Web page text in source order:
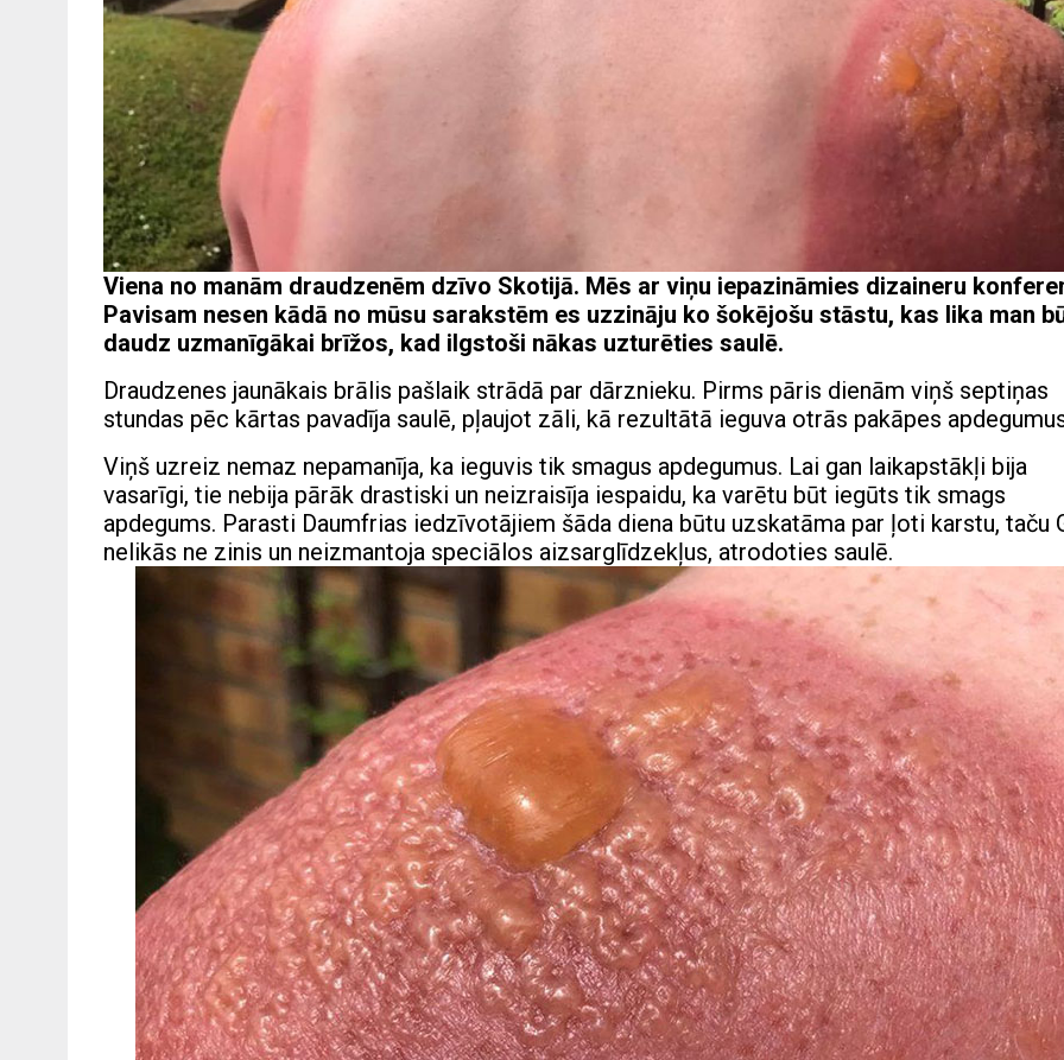
Viena no manām draudzenēm dzīvo Skotijā. Mēs ar viņu iepazināmies dizaineru
Pavisam nesen kādā no mūsu sarakstēm es uzzināju ko šokējošu stāstu, kas lika man
daudz uzmanīgākai brīžos, kad ilgstoši nākas uzturēties saulē.
Draudzenes jaunākais brālis pašlaik strādā par dārznieku. Pirms pāris dienām viņš septiņas
stundas pēc kārtas pavadīja saulē, pļaujot zāli, kā rezultātā ieguva otrās pakāpes
Viņš uzreiz nemaz nepamanīja, ka ieguvis tik smagus apdegumus. Lai gan laikapstākļi bija
vasarīgi, tie nebija pārāk drastiski un neizraisīja iespaidu, ka varētu būt iegūts tik smags
apdegums. Parasti Daumfrias iedzīvotājiem šāda diena būtu uzskatāma par ļoti karstu, taču
nelikās ne zinis un neizmantoja speciālos aizsarglīdzekļus, atrodoties saulē.